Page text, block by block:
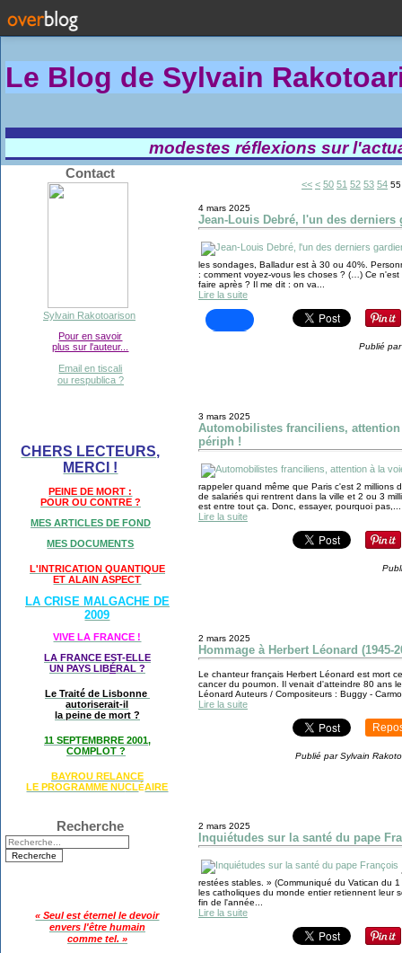
Le Blog de Sylvain Rakotoa
modestes réflexions sur
Contact
Sylvain Rakotoarison
Pour en savoir
plus sur l'auteur...
Email en tiscali
ou respublica ?
CHERS LECTEURS,
MERCI !
PEINE DE MORT :
POUR OU CONTRE ?
MES ARTICLES DE FOND
MES DOCUMENTS
L'INTRICATION QUANTIQUE
ET ALAIN ASPECT
LA CRISE MALGACHE DE
2009
VIVE LA FRANCE !
LA FRANCE EST-ELLE
UN PAYS LIBÉRAL ?
Le Traité de Lisbonne
autoriserait-il
la peine de mort ?
11 SEPTEMBRRE 2001,
COMPLOT ?
BAYROU RELANCE
LE PROGRAMME NUCLÉAIRE
Recherche
« Seul est éternel le devoir
envers l'être humain
comme tel. »
<< < 10
20
30
40
50 51 52 53 54 55
4 mars 2025
Jean-Louis Debré, l'un des derniers
les sondages, Balladur est à 30 ou 40%.
: comment voyez-vous les choses ? (…) Ce
faire après ? Il me dit : on va...
Lire la suite
Publié
3 mars 2025
Automobilistes franciliens,
périph !
rappeler quand même que Paris c'est 2 millions
de salariés qui rentrent dans la ville et 2 ou 3
est entre tout ça. Donc, essayer, pourquoi pas,...
Lire la suite
2 mars 2025
Hommage à Herbert Léonard
Le chanteur français Herbert Léonard est mort
cancer du poumon. Il venait d'atteindre 80 ans
Léonard Auteurs / Compositeurs : Buggy -
Lire la suite
Publié par Sylvain
2 mars 2025
Inquiétudes sur la santé du pape
restées stables. » (Communiqué du Vatican du
les catholiques du monde entier retiennent leur
fin de l'année...
Lire la suite